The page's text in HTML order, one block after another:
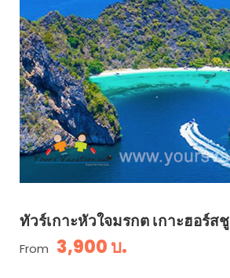
ทัวร์เกาะหัวใจมรกต เกาะฮอร์สชู
From 3,900 บ.